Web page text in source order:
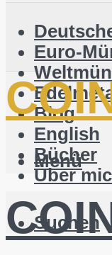
Euro-
Blog
English
Bücher
Über
Suchen
Menü